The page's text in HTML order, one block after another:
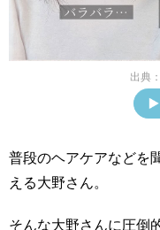
出典：
普段のヘアケアなどを
える大野さん。
そんな大野さんに圧倒